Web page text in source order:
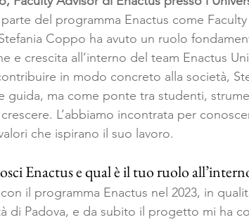
del programma Enactus come
Coppo ha avuto un ruolo
e crescita all’interno del team Enactus
in modo concreto alla società,
guida, ma come ponte tra studenti,
L’abbiamo incontrata per
che ispirano il suo lavoro.
Enactus e qual è il tuo ruolo
il programma Enactus nel 2023, in
di Padova, e da subito il progetto mi ha